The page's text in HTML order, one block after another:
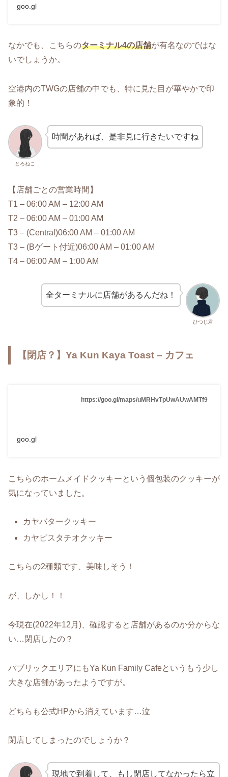
goo.gl
なかでも、こちらのターミナル4の店舗が有名なのではな
いでしょうか。
空港内のTWGの店舗の中でも、特に見た目が華やかで印
象的！
とろねこ
時間があれば、是非見に行きたいですね
【店舗ごとの営業時間】
T1 – 06:00 AM – 12:00 AM
T2 – 06:00 AM – 01:00 AM
T3 – (Central)06:00 AM – 01:00 AM
T3 – (Bゲート付近)06:00 AM – 01:00 AM
T4 – 06:00 AM – 1:00 AM
ひつじ君
全ターミナルに店舗があるんだね！
【閉店？】Ya Kun Kaya Toast – カフェ
https://goo.gl/maps/uMRHvTpUwAUwAMTf9
goo.gl
こちらのホームメイドクッキーという個包装のクッキーが
気になっていました。
カヤバタークッキー
カヤピスタチオクッキー
こちらの2種類です、美味しそう！
が、しかし！！
今現在(2022年12月)、確認すると店舗があるのか分からな
い…閉店したの？
パブリックエリアにもYa Kun Family Cafeというもう少し
大きな店舗があったようですが。
どちらも公式HPから消えています…泣
閉店してしまったのでしょうか？
現地で到着して、もし閉店してなかったら立